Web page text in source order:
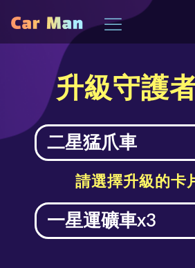
升級守護
請選擇升級的卡